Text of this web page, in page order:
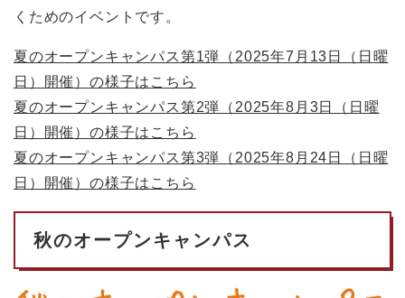
くためのイベントです。
夏のオープンキャンパス第1弾（2025年7月13日（日曜
日）開催）の様子はこちら
夏のオープンキャンパス第2弾（2025年8月3日（日曜
日）開催）の様子はこちら
夏のオープンキャンパス第3弾（2025年8月24日（日曜
日）開催）の様子はこちら
秋のオープンキャンパス